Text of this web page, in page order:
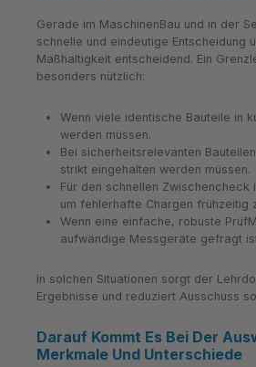
Gerade im MaschinenBau und in der
schnelle und eindeutige Entscheidung
Maßhaltigkeit entscheidend. Ein
besonders nützlich:
Wenn viele identische Bauteile in
werden müssen.
Bei sicherheitsrelevanten
strikt eingehalten werden müssen.
Für den schnellen Zwischencheck
um fehlerhafte Chargen frühzeitig
Wenn eine einfache, robuste
aufwändige Messgeräte gefragt
In solchen Situationen sorgt der
Ergebnisse und reduziert Ausschuss
Darauf Kommt Es Bei Der
Merkmale Und Unterschiede